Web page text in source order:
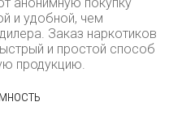
и удобной, чем
Заказ наркотиков
и простой способ
продукцию.